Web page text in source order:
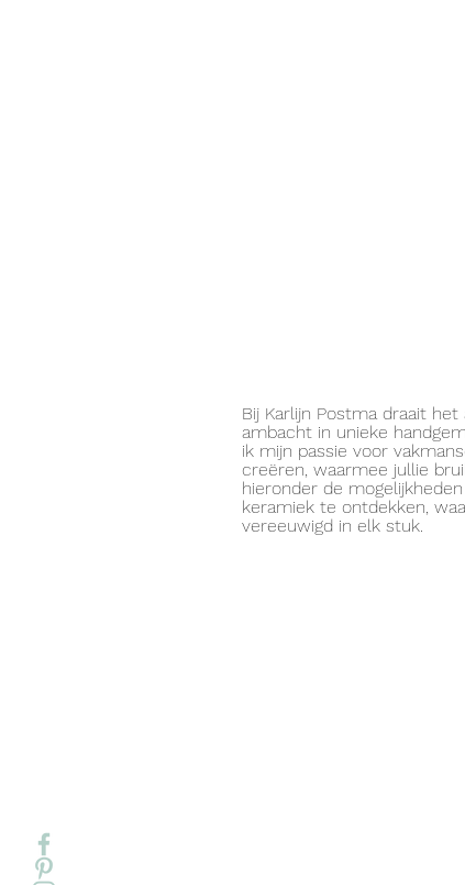
Bij Karlijn Postma draait
ambacht in unieke
ik mijn passie voor
creëren, waarmee jullie
hieronder de
keramiek te ontdekken,
vereeuwigd in elk stuk.